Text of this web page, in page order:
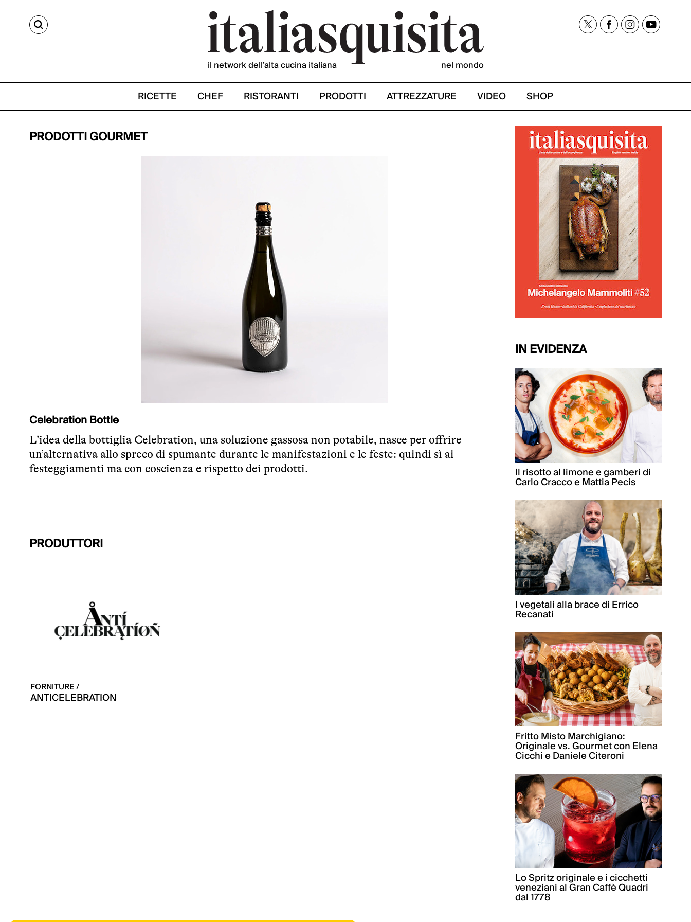
CERCA
il network dell’alta cucina italiana nel mondo
RICETTE CHEF RISTORANTI PRODOTTI ATTREZZATURE VIDEO SHOP
PRODOTTI GOURMET
Celebration Bottle
L’idea della bottiglia Celebration, una soluzione gassosa non potabile, nasce per offrire
un’alternativa allo spreco di spumante durante le manifestazioni e le feste: quindi sì ai
festeggiamenti ma con coscienza e rispetto dei prodotti.
PRODUTTORI
FORNITURE /
ANTICELEBRATION
IN EVIDENZA
Il risotto al limone e gamberi di
Carlo Cracco e Mattia Pecis
I vegetali alla brace di Errico
Recanati
Fritto Misto Marchigiano:
Originale vs. Gourmet con Elena
Cicchi e Daniele Citeroni
Lo Spritz originale e i cicchetti
veneziani al Gran Caffè Quadri
dal 1778